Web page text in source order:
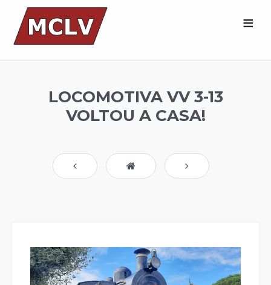
LOCOMOTIVA VV 3-13
VOLTOU A CASA!